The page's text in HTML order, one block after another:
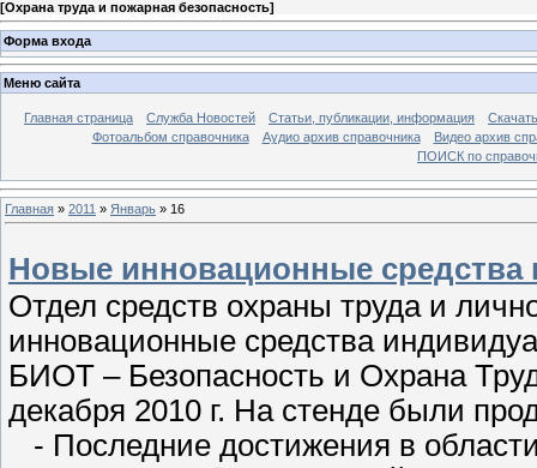
[Охрана труда и пожарная безопасность]
Форма входа
Меню сайта
Главная страница Служба Новостей Статьи, публикации, информация
Фотоальбом справочника
Аудио архив справочника
Видео архив
ПОИСК по
Главная » 2011 » Январь » 16
Новые инновационные
Отдел средств охраны труда и
инновационные средства
БИОТ – Безопасность и Охрана
декабря 2010 г. На стенде были
- Последние достижения в